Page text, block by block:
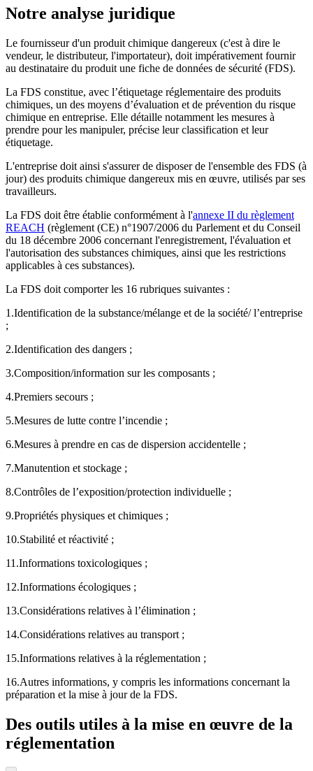
Notre analyse juridique
Le fournisseur d'un produit chimique dangereux (c'est à dire le
vendeur, le distributeur, l'importateur), doit impérativement fournir
au destinataire du produit une fiche de données de sécurité (FDS).
La FDS constitue, avec l’étiquetage réglementaire des produits
chimiques, un des moyens d’évaluation et de prévention du risque
chimique en entreprise. Elle détaille notamment les mesures à
prendre pour les manipuler, précise leur classification et leur
étiquetage.
L'entreprise doit ainsi s'assurer de disposer de l'ensemble des FDS (à
jour) des produits chimique dangereux mis en œuvre, utilisés par ses
travailleurs.
La FDS doit être établie conformément à l'annexe II du règlement
REACH (règlement (CE) n°1907/2006 du Parlement et du Conseil
du 18 décembre 2006 concernant l'enregistrement, l'évaluation et
l'autorisation des substances chimiques, ainsi que les restrictions
applicables à ces substances).
La FDS doit comporter les 16 rubriques suivantes :
1.Identification de la substance/mélange et de la société/ l’entreprise
;
2.Identification des dangers ;
3.Composition/information sur les composants ;
4.Premiers secours ;
5.Mesures de lutte contre l’incendie ;
6.Mesures à prendre en cas de dispersion accidentelle ;
7.Manutention et stockage ;
8.Contrôles de l’exposition/protection individuelle ;
9.Propriétés physiques et chimiques ;
10.Stabilité et réactivité ;
11.Informations toxicologiques ;
12.Informations écologiques ;
13.Considérations relatives à l’élimination ;
14.Considérations relatives au transport ;
15.Informations relatives à la réglementation ;
16.Autres informations, y compris les informations concernant la
préparation et la mise à jour de la FDS.
Des outils utiles à la mise en œuvre de la
réglementation